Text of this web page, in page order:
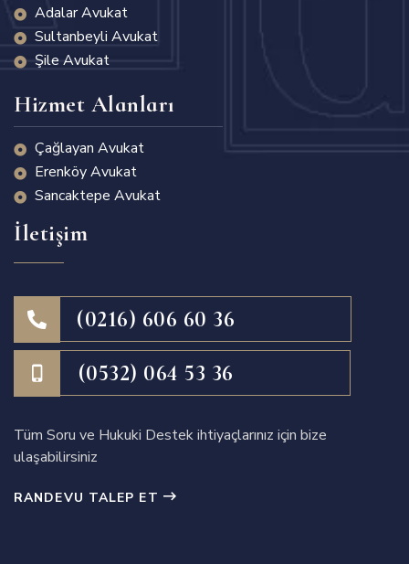
Adalar Avukat
Sultanbeyli Avukat
Şile Avukat
Hizmet Alanları
Çağlayan Avukat
Erenköy Avukat
Sancaktepe Avukat
İletişim
(0216) 606 60 36
(0532) 064 53 36
Tüm Soru ve Hukuki Destek ihtiyaçlarınız için bize
ulaşabilirsiniz
RANDEVU TALEP ET